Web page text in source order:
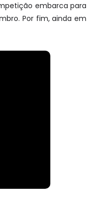
embarca para
Por fim, ainda em